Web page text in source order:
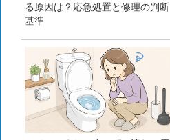
る原因は？応急処置と修理の判断
基準